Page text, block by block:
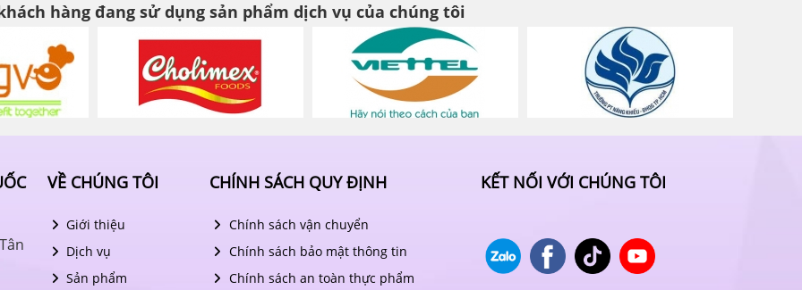
hàng đang sử dụng sản phẩm dịch vụ của chúng tôi
VỀ CHÚNG TÔI
Giới thiệu
Dịch vụ
Sản phẩm
CHÍNH SÁCH QUY ĐỊNH
Chính sách vận chuyển
Chính sách bảo mật thông tin
Chính sách an toàn thực phẩm
KẾT NỐI VỚI CHÚNG TÔI